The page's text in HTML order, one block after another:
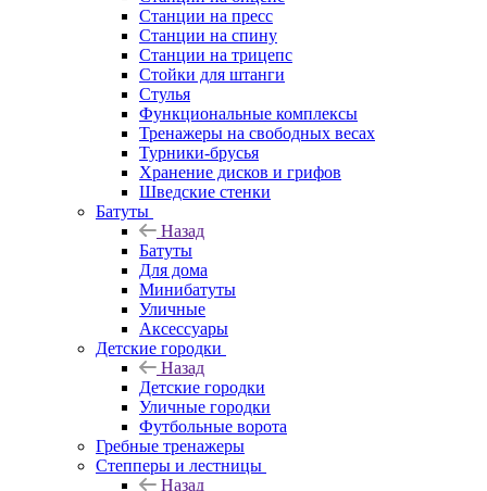
Станции на пресс
Станции на спину
Станции на трицепс
Стойки для штанги
Стулья
Функциональные комплексы
Тренажеры на свободных весах
Турники-брусья
Хранение дисков и грифов
Шведские стенки
Батуты
Назад
Батуты
Для дома
Минибатуты
Уличные
Аксессуары
Детские городки
Назад
Детские городки
Уличные городки
Футбольные ворота
Гребные тренажеры
Степперы и лестницы
Назад